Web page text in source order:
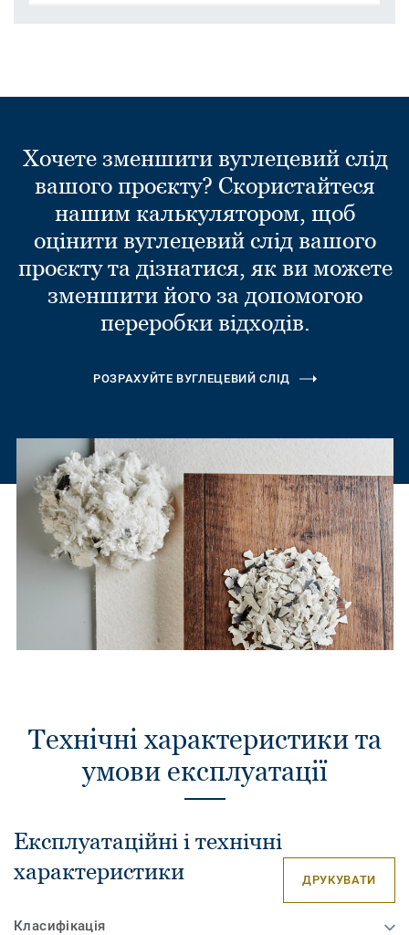
Хочете зменшити вуглецевий слід
вашого проєкту? Скористайтеся
нашим калькулятором, щоб
оцінити вуглецевий слід вашого
проєкту та дізнатися, як ви можете
зменшити його за допомогою
переробки відходів.
РОЗРАХУЙТЕ ВУГЛЕЦЕВИЙ СЛІД
Технічні характеристики та
умови експлуатації
Експлуатаційні і технічні
характеристики
ДРУКУВАТИ
Класифікація